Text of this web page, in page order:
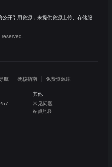
开引用资源，未提供资源上传、存储服
航 硬核指南
免费资源库
其他
常见问题
站点地图